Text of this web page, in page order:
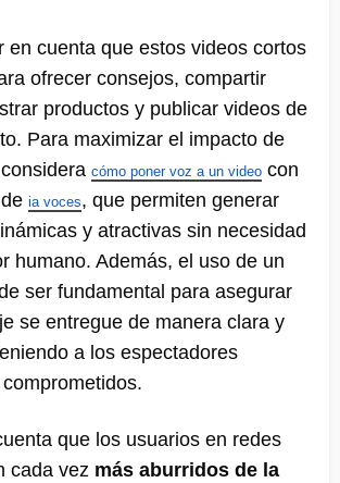
en cuenta que estos videos cortos
ofrecer consejos, compartir
productos y publicar videos de
Para maximizar el impacto de
cómo poner voz a un video con
ia voces, que permiten generar
y atractivas sin necesidad
humano. Además, el uso de un
ser fundamental para asegurar
se entregue de manera clara y
a los espectadores
que los usuarios en redes
cada vez más aburridos de la